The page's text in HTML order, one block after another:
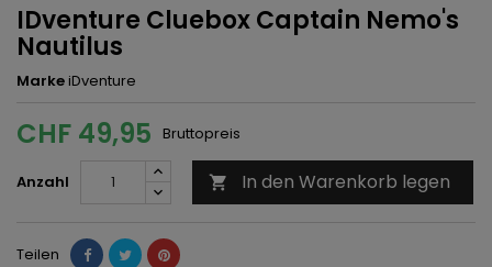
IDventure Cluebox Captain Nemo's
Nautilus
MarkeiDventure
CHF 49,95 Bruttopreis
Anzahl  In den Warenkorb legen
Teilen